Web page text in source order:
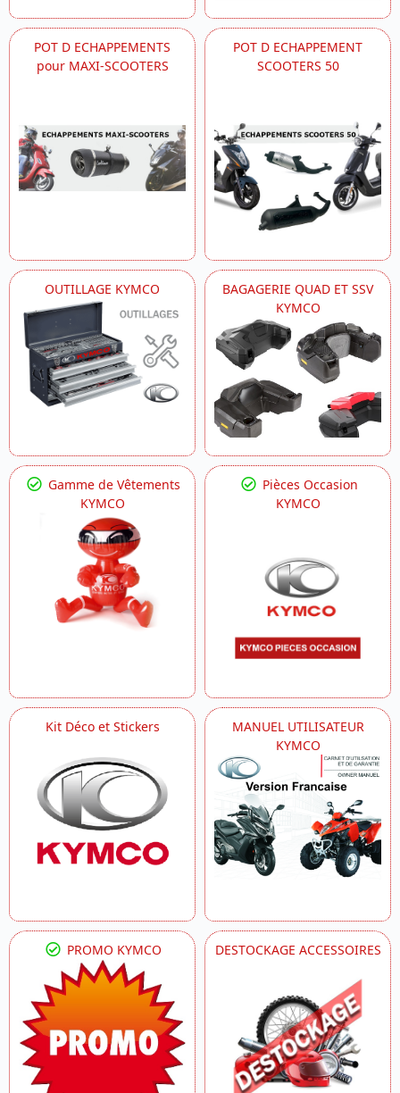
POT D ECHAPPEMENTS
pour MAXI-SCOOTERS
POT D ECHAPPEMENT
SCOOTERS 50
OUTILLAGE KYMCO
BAGAGERIE QUAD ET SSV
KYMCO
Gamme de Vêtements
KYMCO
Pièces Occasion
KYMCO
Kit Déco et Stickers
MANUEL UTILISATEUR
KYMCO
PROMO KYMCO DESTOCKAGE ACCESSOIRES